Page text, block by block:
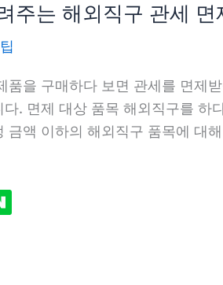
주는 해외직구 관세 면
품을 구매하다 보면 관세를 면제
. 면제 대상 품목 해외직구를 하
금액 이하의 해외직구 품목에 대